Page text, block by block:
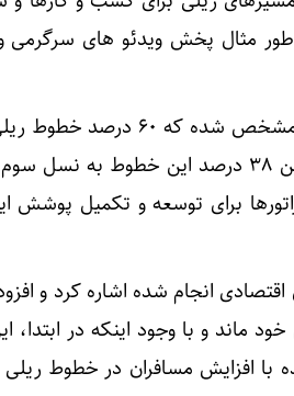
طور مثال پخش ویدئو های
آذری جهرمی با اشاره به اینکه در
نسل دوم همراه است، اظهار داشت: همچنین ۳۸ درصد
برای توسعه و تکمیل پوشش
انجام شده اشاره کرد و
ماند و با وجود اینکه در ابتدا،
با افزایش مسافران در خطوط